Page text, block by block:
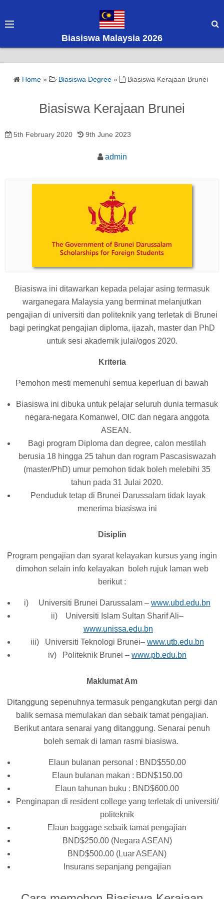
Biasiswa Malaysia 2026
Home » Biasiswa Degree » Biasiswa Kerajaan Brunei
Biasiswa Kerajaan Brunei
5th February 2020 9th June 2023
admin
Biasiswa ini ditawarkan kepada pelajar asing termasuk
warganegara Malaysia yang berminat melanjutkan
pengajian di universiti dan politeknik yang terletak di Brunei
bagi peringkat pengajian diploma, ijazah, master dan PhD
untuk sesi akademik julai/ogos 2020.
Kriteria
Pemohon mesti memenuhi semua keperluan di bawah
Biasiswa ini dibuka untuk pelajar seluruh dunia termasuk
negara-negara Komanwel, OIC dan negara anggota
ASEAN.
Bagi program Diploma dan degree, calon mestilah
berusia 18 hingga 25 tahun dan rogram Pascasiswazah
(master/PhD) umur pemohon tidak boleh melebihi 35
tahun pada 31 Julai 2020.
Penduduk tetap di Brunei Darussalam tidak layak
menerima biasiswa ini
Disiplin
Program pengajian dan syarat kelayakan kursus yang ingin
dimohon selain info kelayakan boleh rujuk laman web
berikut :
i) Universiti Brunei Darussalam – www.ubd.edu.bn
ii) Universiti Islam Sultan Sharif Ali–
www.unissa.edu.bn
iii) Universiti Teknologi Brunei– www.utb.edu.bn
iv) Politeknik Brunei – www.pb.edu.bn
Maklumat Am
Ditanggung sepenuhnya termasuk pengangkutan pergi dan
balik semasa memulakan dan sebaik tamat pengajian.
Berikut antara senarai yang ditanggung. Senarai penuh
boleh semak di laman rasmi biasiswa.
Elaun bulanan personal : BND$550.00
Elaun bulanan makan : BDN$150.00
Elaun tahunan buku : BND$600.00
Penginapan di resident college yang terletak di universiti/
politeknik
Elaun baggage sebaik tamat pengajian
BND$250.00 (Negara ASEAN)
BND$500.00 (Luar ASEAN)
Insurans sepanjang pengajian